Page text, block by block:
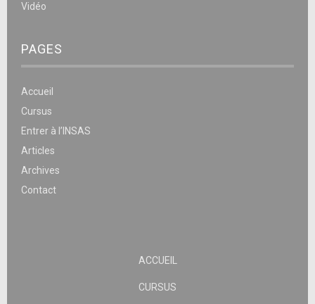
Vidéo
PAGES
Accueil
Cursus
Entrer à l’INSAS
Articles
Archives
Contact
ACCUEIL
CURSUS